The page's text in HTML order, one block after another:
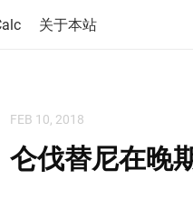
关于本站
FEB 10, 2018
仑伐替尼在晚